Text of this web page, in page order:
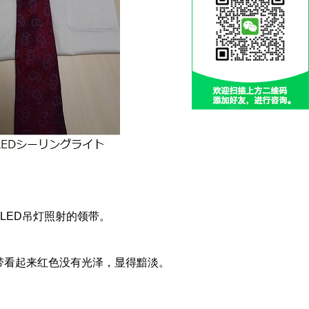
吊灯照射的领带。
起来红色没有光泽，显得黯淡。